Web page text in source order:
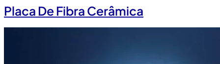
Placa De Fibra Cerâmica